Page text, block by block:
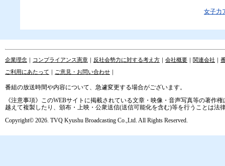
女子力
企業理念 ｜ コンプライアンス憲章 ｜ 反社会勢力に対する考え方 ｜ 会社概要 ｜ 関連会社 ｜
ご利用にあたって ｜ ご意見・お問い合わせ ｜
番組の放送時間や内容について、急遽変更する場合がございます。
《注意事項》このWEBサイトに掲載されている文章・映像・音声写真等の著
越えて複製したり、頒布・上映・公衆送信(送信可能化を含む)等を行うことは法
Copyright© 2026. TVQ Kyushu Broadcasting Co.,Ltd. All Rights Reserved.